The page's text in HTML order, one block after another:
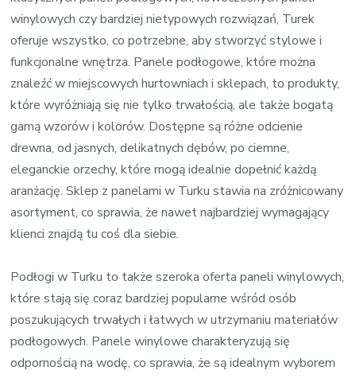
winylowych czy bardziej nietypowych rozwiązań, Turek
oferuje wszystko, co potrzebne, aby stworzyć stylowe i
funkcjonalne wnętrza. Panele podłogowe, które można
znaleźć w miejscowych hurtowniach i sklepach, to produkty,
które wyróżniają się nie tylko trwałością, ale także bogatą
gamą wzorów i kolorów. Dostępne są różne odcienie
drewna, od jasnych, delikatnych dębów, po ciemne,
eleganckie orzechy, które mogą idealnie dopełnić każdą
aranżację. Sklep z panelami w Turku stawia na zróżnicowany
asortyment, co sprawia, że nawet najbardziej wymagający
klienci znajdą tu coś dla siebie.
Podłogi w Turku to także szeroka oferta paneli winylowych,
które stają się coraz bardziej popularne wśród osób
poszukujących trwałych i łatwych w utrzymaniu materiałów
podłogowych. Panele winylowe charakteryzują się
odpornością na wodę, co sprawia, że są idealnym wyborem